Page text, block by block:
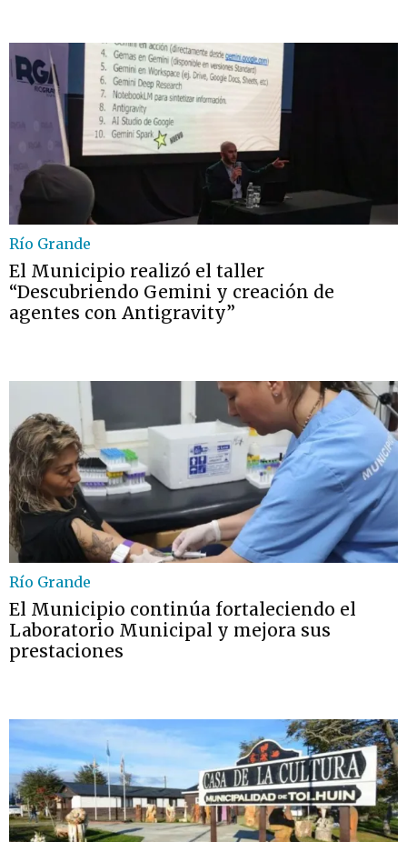
Río Grande
El Municipio realizó el taller
“Descubriendo Gemini y creación de
agentes con Antigravity”
Río Grande
El Municipio continúa fortaleciendo el
Laboratorio Municipal y mejora sus
prestaciones